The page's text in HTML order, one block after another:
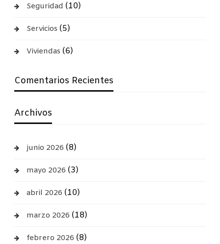
Seguridad (10)
Servicios (5)
Viviendas (6)
Comentarios Recientes
Archivos
junio 2026 (8)
mayo 2026 (3)
abril 2026 (10)
marzo 2026 (18)
febrero 2026 (8)